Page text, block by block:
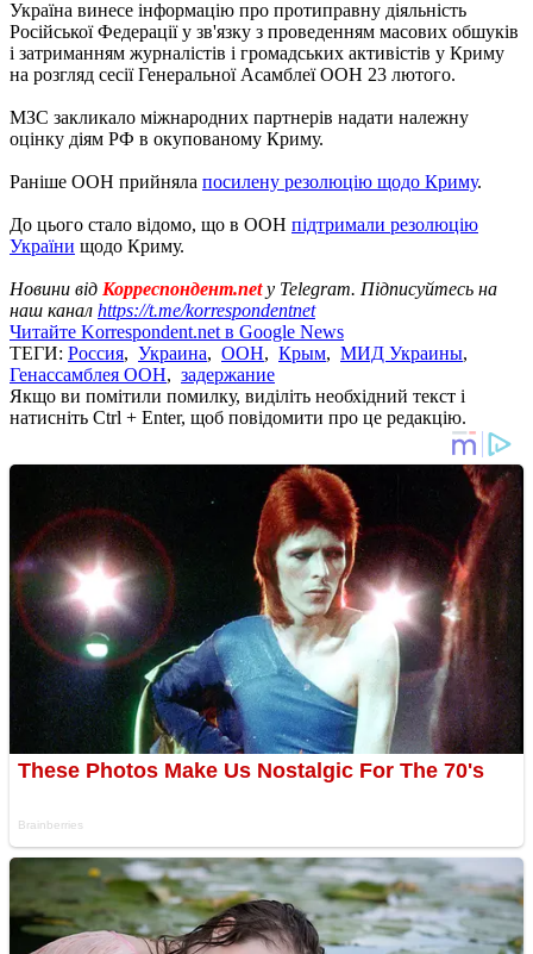
Україна винесе інформацію про протиправну діяльність
Російської Федерації у зв'язку з проведенням масових обшуків
і затриманням журналістів і громадських активістів у Криму
на розгляд сесії Генеральної Асамблеї ООН 23 лютого.
МЗС закликало міжнародних партнерів надати належну
оцінку діям РФ в окупованому Криму.
Раніше ООН прийняла посилену резолюцію щодо Криму.
До цього стало відомо, що в ООН підтримали резолюцію
України щодо Криму.
Новини від Корреспондент.netу Telegram. Підписуйтесь на
наш канал https://t.me/korrespondentnet
Читайте Korrespondent.net в Google News
ТЕГИ: Россия, Украина, ООН, Крым, МИД Украины,
Генассамблея ООН, задержание
Якщо ви помітили помилку, виділіть необхідний текст і
натисніть Ctrl + Enter, щоб повідомити про це редакцію.